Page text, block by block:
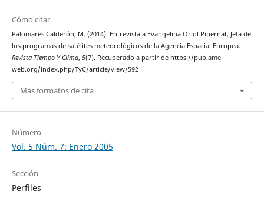
Cómo citar
Palomares Calderón, M. (2014). Entrevista a Evangelina Oriol Pibernat, Jefa de
los programas de satélites meteorológicos de la Agencia Espacial Europea.
Revista Tiempo Y Clima, 5(7). Recuperado a partir de https://pub.ame-
web.org/index.php/TyC/article/view/592
Más formatos de cita
Número
Vol. 5 Núm. 7: Enero 2005
Sección
Perfiles